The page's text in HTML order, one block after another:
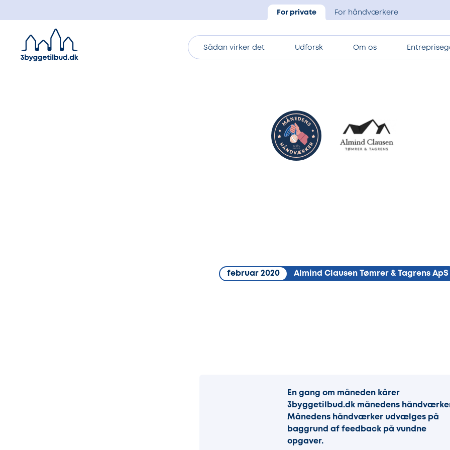
For private For håndværkere
Sådan virker det Udforsk Om os
februar 2020 Almind Clausen Tømrer & Tagrens ApS
En gang om måneden kårer
3byggetilbud.dk månedens
Månedens håndværker udvælges på
baggrund af feedback på vundne
opgaver.